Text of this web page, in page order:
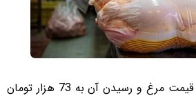
سرانجام پس از افزایش قیمت مرغ و رسیدن آن به 73 هزار تومان